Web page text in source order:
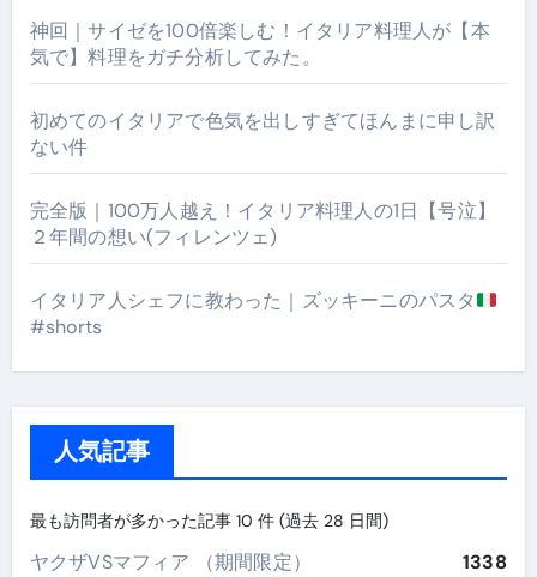
神回｜サイゼを100倍楽しむ！イタリア料理人が【本
気で】料理をガチ分析してみた。
初めてのイタリアで色気を出しすぎてほんまに申し訳
ない件
完全版｜100万人越え！イタリア料理人の1日【号泣】
２年間の想い(フィレンツェ)
イタリア人シェフに教わった｜ズッキーニのパスタ
#shorts
人気記事
最も訪問者が多かった記事 10 件 (過去 28 日間)
ヤクザVSマフィア （期間限定） 1338